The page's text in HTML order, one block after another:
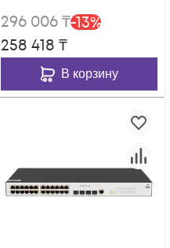
296 006₸-13%
258 418 ₸
В корзину